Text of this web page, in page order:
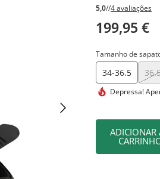
5,0//4 avaliações
199,95 €
Tamanho de
34-36.5
Depressa!
ADICIONAR